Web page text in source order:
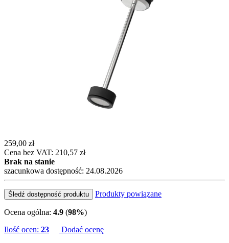
259,00 zł
Cena bez VAT: 210,57 zł
Brak na stanie
szacunkowa dostępność: 24.08.2026
Śledź dostępność produktu Produkty powiązane
Ocena ogólna: 4.9 (98%)
Ilość ocen: 23 Dodać ocenę